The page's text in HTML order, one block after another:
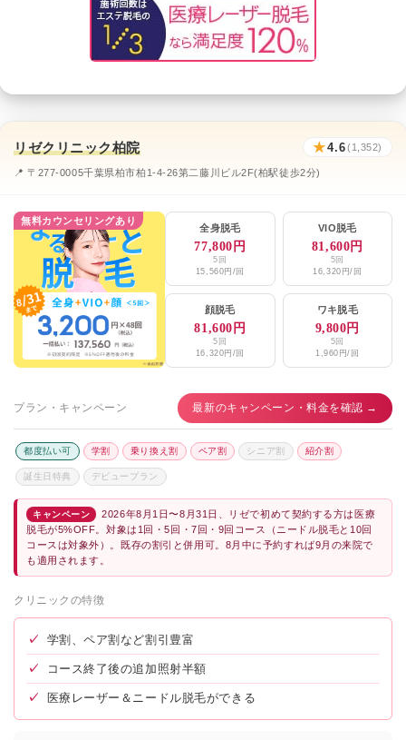
リゼクリニック柏院 ★4.6(1,352)
📍 〒277-0005千葉県柏市柏1-4-26第二藤川ビル2F(柏駅徒歩2分)
無料カウンセリングあり
全身脱毛
77,800円
5回
15,560円/回
VIO脱毛
81,600円
5回
16,320円/回
顔脱毛
81,600円
5回
16,320円/回
ワキ脱毛
9,800円
5回
1,960円/回
プラン・キャンペーン 最新のキャンペーン・料金を確認 →
都度払い可 学割 乗り換え割 ペア割 シニア割 紹介割
誕生日特典 デビュープラン
キャンペーン
2026年8月1日〜8月31日、リゼで初めて契約する方は医療
脱毛が5%OFF。対象は1回・5回・7回・9回コース（ニードル脱毛と10回
コースは対象外）。既存の割引と併用可。8月中に予約すれば9月の来院で
も適用されます。
クリニックの特徴
✓ 学割、ペア割など割引豊富
✓ コース終了後の追加照射半額
✓ 医療レーザー＆ニードル脱毛ができる